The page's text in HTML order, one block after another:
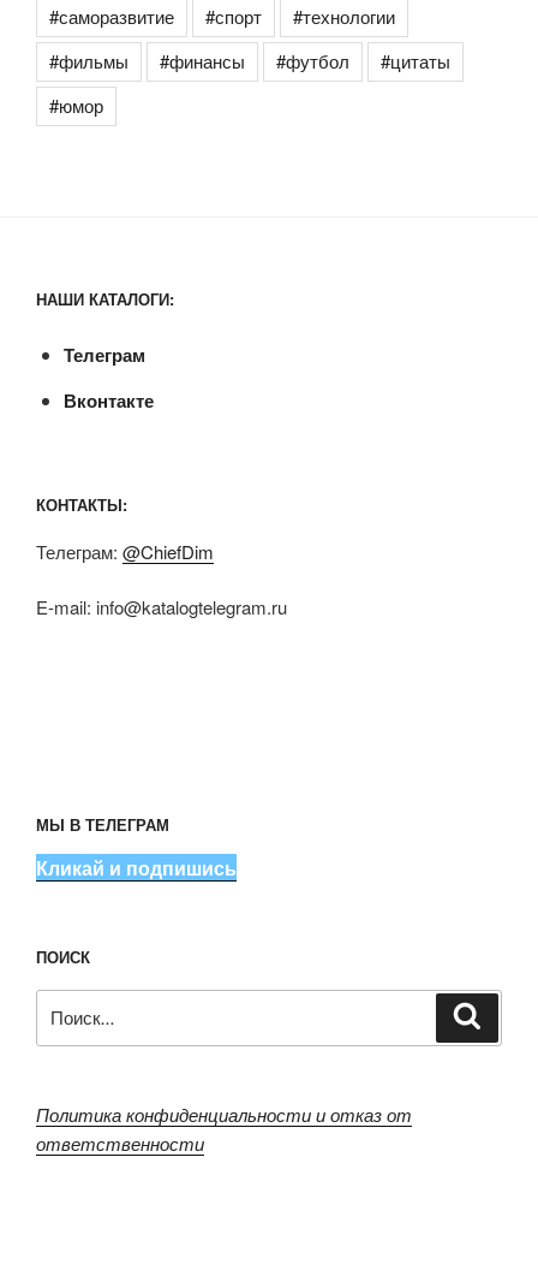
#саморазвитие
#спорт
#технологии
#фильмы
#финансы #футбол
#цитаты
#юмор
НАШИ КАТАЛОГИ:
Телеграм
Вконтакте
КОНТАКТЫ:
Телеграм: @ChiefDim
E-mail: info@katalogtelegram.ru
МЫ В ТЕЛЕГРАМ
Кликай и подпишись
ПОИСК
Политика конфиденциальности и отказ от
ответственности